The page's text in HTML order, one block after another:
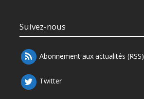
Suivez-nous
Abonnement aux actualités (RSS)
Twitter